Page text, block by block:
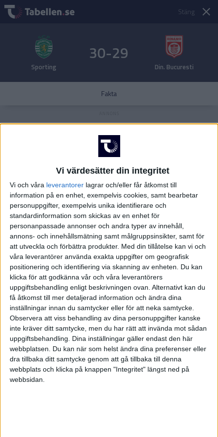
Vi värdesätter din integritet
Vi och våra leverantorer lagrar och/eller får åtkomst till
information på en enhet, exempelvis cookies, samt bearbetar
personuppgifter, exempelvis unika identifierare och
standardinformation som skickas av en enhet för
personanpassade annonser och andra typer av innehåll,
annons- och innehållsmätning samt målgruppsinsikter, samt för
att utveckla och förbättra produkter. Med din tillåtelse kan vi och
våra leverantörer använda exakta uppgifter om geografisk
positionering och identifiering via skanning av enheten. Du kan
klicka för att godkänna vår och våra leverantörers
uppgiftsbehandling enligt beskrivningen ovan. Alternativt kan du
få åtkomst till mer detaljerad information och ändra dina
inställningar innan du samtycker eller för att neka samtycke.
Observera att viss behandling av dina personuppgifter kanske
inte kräver ditt samtycke, men du har rätt att invända mot sådan
uppgiftsbehandling. Dina inställningar gäller endast den här
webbplatsen. Du kan när som helst ändra dina preferenser eller
dra tillbaka ditt samtycke genom att gå tillbaka till denna
webbplats och klicka på knappen "Integritet" längst ned på
webbsidan.
Stäng
Sporting
30-29
Din. Bucuresti
Fakta
FAKTA